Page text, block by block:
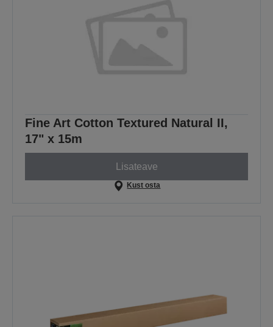
Fine Art Cotton Textured Natural II,
17" x 15m
Lisateave
Kust osta